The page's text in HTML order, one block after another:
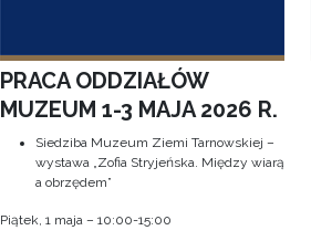
PRACA ODDZIAŁÓW
MUZEUM 1-3 MAJA 2026 R.
Siedziba Muzeum Ziemi Tarnowskiej –
wystawa „Zofia Stryjeńska. Między wiarą
a obrzędem”
Piątek, 1 maja – 10:00-15:00